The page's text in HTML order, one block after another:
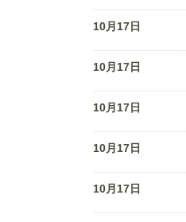
10月17日
10月17日
10月17日
10月17日
10月17日